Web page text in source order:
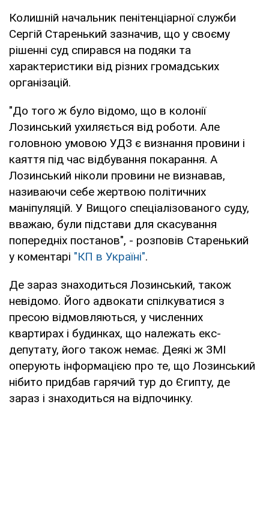
Колишній начальник пенітенціарної служби
Сергій Старенький зазначив, що у своєму
рішенні суд спирався на подяки та
характеристики від різних громадських
організацій.
"До того ж було відомо, що в колонії
Лозинський ухиляється від роботи. Але
головною умовою УДЗ є визнання провини і
каяття під час відбування покарання. А
Лозинський ніколи провини не визнавав,
називаючи себе жертвою політичних
маніпуляцій. У Вищого спеціалізованого суду,
вважаю, були підстави для скасування
попередніх постанов", - розповів Старенький
у коментарі "КП в Україні".
Де зараз знаходиться Лозинський, також
невідомо. Його адвокати спілкуватися з
пресою відмовляються, у численних
квартирах і будинках, що належать екс-
депутату, його також немає. Деякі ж ЗМІ
оперують інформацією про те, що Лозинський
нібито придбав гарячий тур до Єгипту, де
зараз і знаходиться на відпочинку.